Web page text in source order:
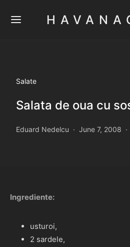
Salate
Salata de oua cu
Eduard Nedelcu June 7, 2008
Ingrediente:
usturoi,
2 sardele,